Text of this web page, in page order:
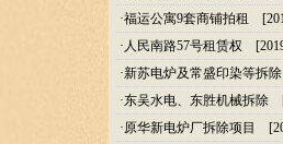
·福运公寓9套商铺拍租
· 人民南路57号租赁权
·新苏电炉及常盛印染等拆除
·东吴水电、东胜机械拆除
·原华新电炉厂拆除项目